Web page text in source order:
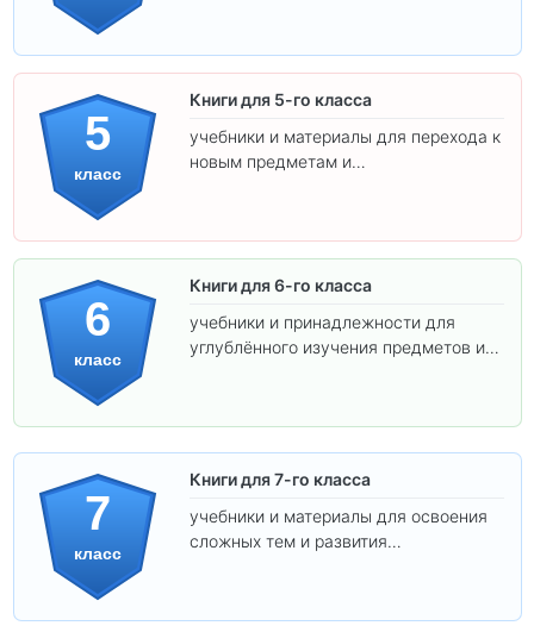
5
класс
Книги для 5-го класса
учебники и материалы для перехода к
новым предметам и
6
класс
Книги для 6-го класса
учебники и принадлежности для
углублённого изучения предметов и
7
класс
Книги для 7-го класса
учебники и материалы для освоения
сложных тем и развития